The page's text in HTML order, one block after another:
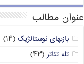
عنوان مطالب
بازیهای نوستالژیک (۱۴)
تله تئاتر(۴۳)